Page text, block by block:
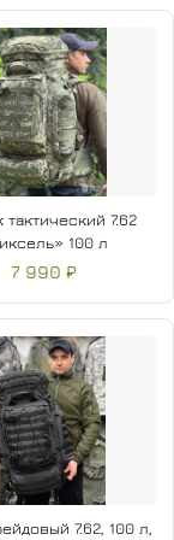
30 см для
и снизу.
тактический 7.62
100 л
7 990 ₽
7.62, 100 л,